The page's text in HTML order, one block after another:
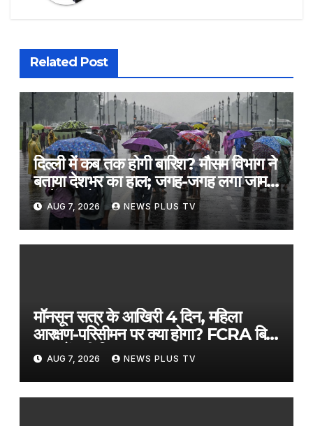
Related Post
दिल्ली में कब तक होगी बारिश? मौसम विभाग ने
बताया देशभर का हाल; जगह-जगह लगा जाम,
जानें स्कूलों का हाल​on August 7,
2026 at 2:37 pm
AUG 7, 2026 NEWS PLUS TV
मॉनसून सत्र के आखिरी 4 दिन, महिला
आरक्षण-परिसीमन पर क्या होगा? FCRA बिल
पर क्यों बढ़ी सियासत? Coffee Par
Kurukshetra में देखें पूरी चर्चा​on
August 7, 2026 at 2:38 pm
AUG 7, 2026 NEWS PLUS TV